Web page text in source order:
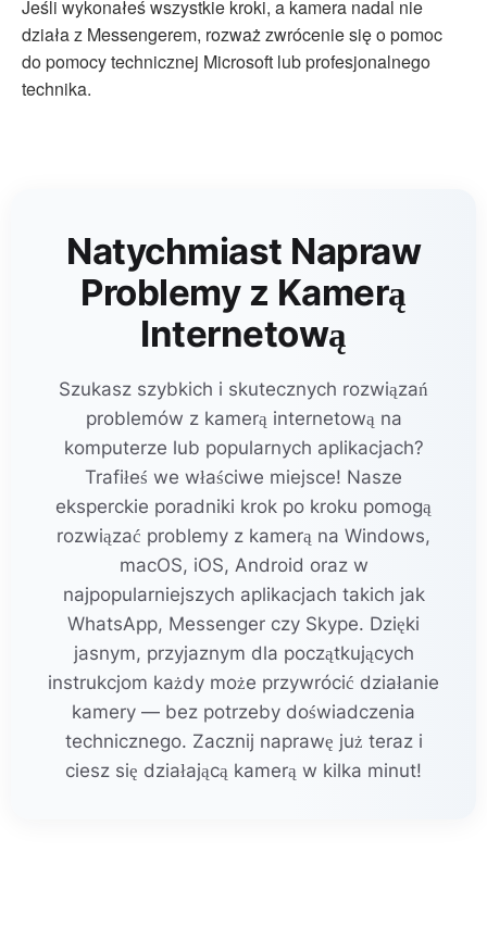
Jeśli wykonałeś wszystkie kroki, a kamera nadal nie
działa z Messengerem, rozważ zwrócenie się o pomoc
do pomocy technicznej Microsoft lub profesjonalnego
technika.
Natychmiast Napraw
Problemy z Kamerą
Internetową
Szukasz szybkich i skutecznych rozwiązań
problemów z kamerą internetową na
komputerze lub popularnych aplikacjach?
Trafiłeś we właściwe miejsce! Nasze
eksperckie poradniki krok po kroku pomogą
rozwiązać problemy z kamerą na Windows,
macOS, iOS, Android oraz w
najpopularniejszych aplikacjach takich jak
WhatsApp, Messenger czy Skype. Dzięki
jasnym, przyjaznym dla początkujących
instrukcjom każdy może przywrócić działanie
kamery — bez potrzeby doświadczenia
technicznego. Zacznij naprawę już teraz i
ciesz się działającą kamerą w kilka minut!